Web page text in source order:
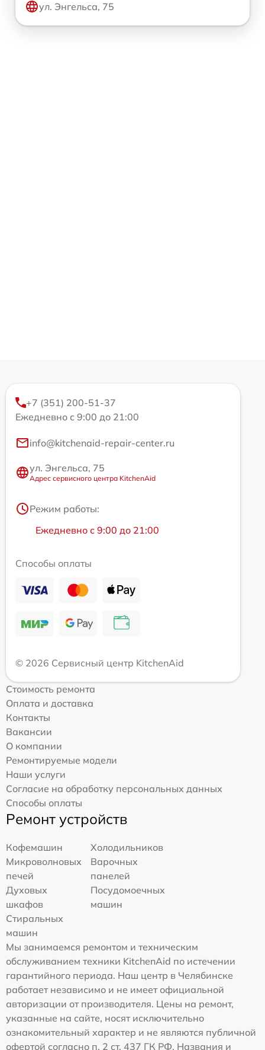
ул. Энгельса, 75
+7 (351) 200-51-37
Ежедневно с 9:00 до 21:00
info@kitchenaid-repair-center.ru
ул. Энгельса, 75
Адрес сервисного центра KitchenAid
Режим работы:
Ежедневно с 9:00 до 21:00
Способы оплаты
© 2026 Сервисный центр KitchenAid
Стоимость ремонта
Оплата и доставка
Контакты
Вакансии
О компании
Ремонтируемые модели
Наши услуги
Согласие на обработку персональных данных
Способы оплаты
Ремонт устройств
Кофемашин
Холодильников
Микроволновых
печей
Варочных
панелей
Духовых
шкафов
Посудомоечных
машин
Стиральных
машин
Мы занимаемся ремонтом и техническим
обслуживанием техники KitchenAid по истечении
гарантийного периода. Наш центр в Челябинске
работает независимо и не имеет официальной
авторизации от производителя. Цены на ремонт,
указанные на сайте, носят исключительно
ознакомительный характер и не являются публичной
офертой согласно п. 2 ст. 437 ГК РФ. Названия и